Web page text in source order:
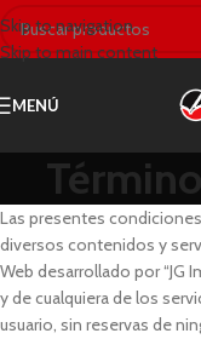
Skip to navigation
Skip to main content
MENÚ
Las presentes
diversos contenidos y
Web desarrollado por “JG
y de cualquiera de los
usuario, sin reservas de